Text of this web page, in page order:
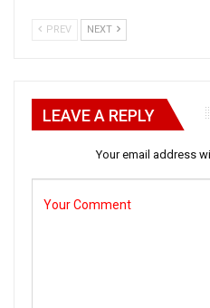
PREV NEXT
LEAVE A REPLY
Your email address